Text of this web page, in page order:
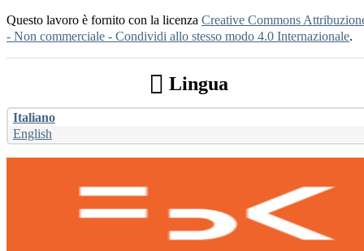
Questo lavoro è fornito con la licenza Creative Commons
- Non commerciale - Condividi allo stesso modo 4.0 Internazionale.
Lingua
Italiano
English